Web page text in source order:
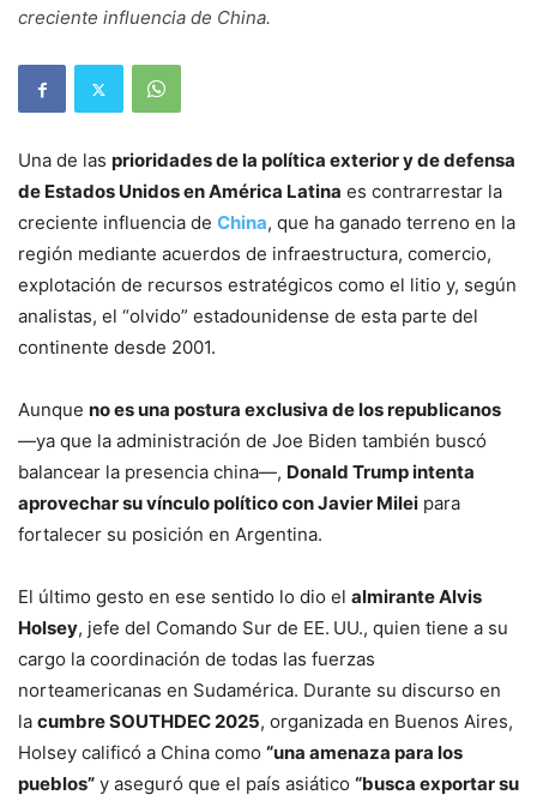
creciente influencia de China.
Una de las prioridades de la política exterior y de defensa
de Estados Unidos en América Latina es contrarrestar la
creciente influencia de China, que ha ganado terreno en la
región mediante acuerdos de infraestructura, comercio,
explotación de recursos estratégicos como el litio y, según
analistas, el “olvido” estadounidense de esta parte del
continente desde 2001.
Aunque no es una postura exclusiva de los republicanos
—ya que la administración de Joe Biden también buscó
balancear la presencia china—, Donald Trump intenta
aprovechar su vínculo político con Javier Milei para
fortalecer su posición en Argentina.
El último gesto en ese sentido lo dio el almirante Alvis
Holsey, jefe del Comando Sur de EE. UU., quien tiene a su
cargo la coordinación de todas las fuerzas
norteamericanas en Sudamérica. Durante su discurso en
la cumbre SOUTHDEC 2025, organizada en Buenos Aires,
Holsey calificó a China como “una amenaza para los
pueblos” y aseguró que el país asiático “busca exportar su